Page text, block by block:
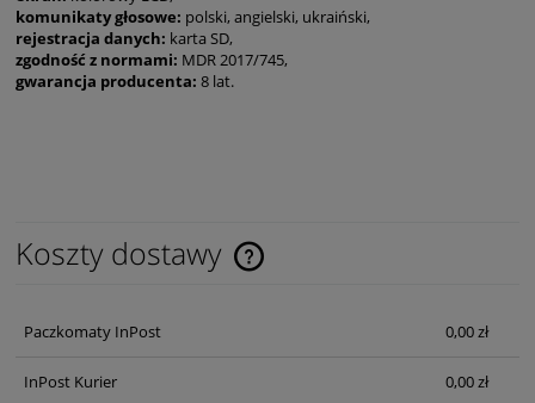
komunikaty głosowe: polski, angielski, ukraiński,
rejestracja danych: karta SD,
zgodność z normami: MDR 2017/745,
gwarancja producenta: 8 lat.
Koszty dostawy
Cena nie zawiera ewentualnych kosztów płatności
Paczkomaty InPost 0,00 zł
InPost Kurier 0,00 zł